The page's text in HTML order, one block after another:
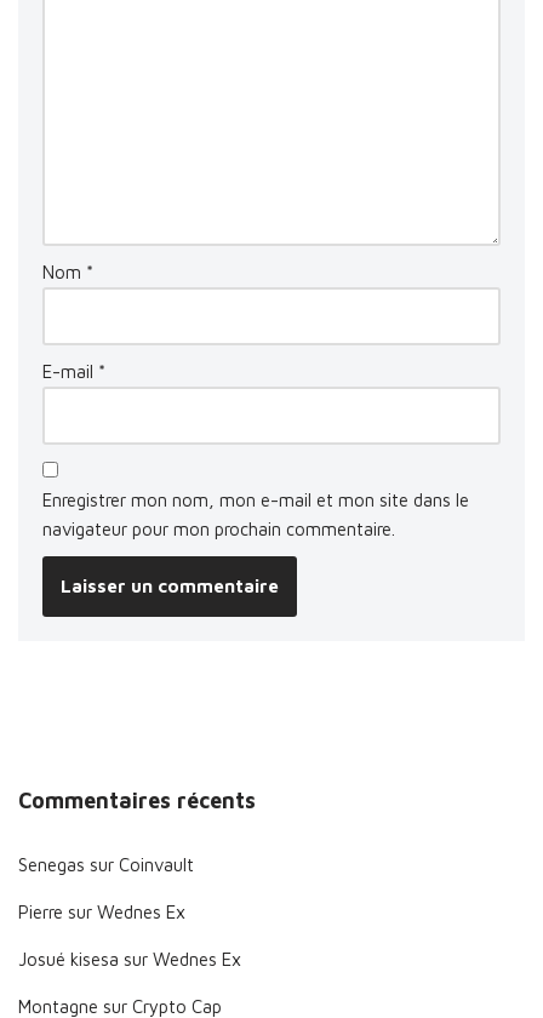
Nom *
E-mail *
Enregistrer mon nom, mon e-mail et mon site dans le
navigateur pour mon prochain commentaire.
Commentaires récents
Senegas sur Coinvault
Pierre sur Wednes Ex
Josué kisesa sur Wednes Ex
Montagne sur Crypto Cap